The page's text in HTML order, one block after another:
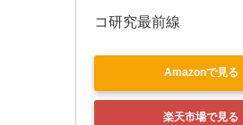
コ研究最前線
Amazonで見る
楽天市場で見る